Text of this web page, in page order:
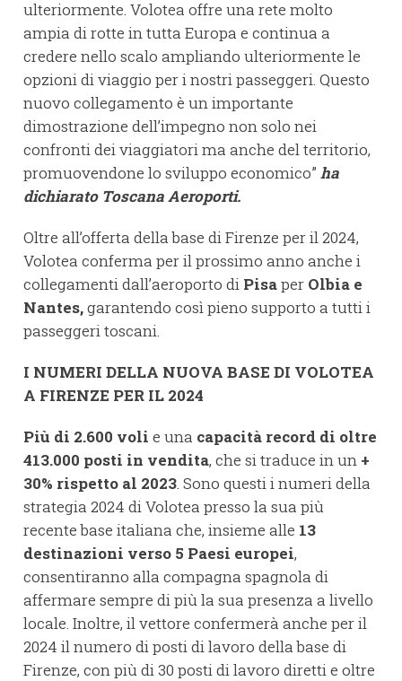
ulteriormente. Volotea offre una rete molto
ampia di rotte in tutta Europa e continua a
credere nello scalo ampliando ulteriormente le
opzioni di viaggio per i nostri passeggeri. Questo
nuovo collegamento è un importante
dimostrazione dell’impegno non solo nei
confronti dei viaggiatori ma anche del territorio,
promuovendone lo sviluppo economico” ha
dichiarato Toscana Aeroporti.
Oltre all’offerta della base di Firenze per il 2024,
Volotea conferma per il prossimo anno anche i
collegamenti dall’aeroporto di Pisaper Olbia e
Nantes,garantendo così pieno supporto a tutti i
passeggeri toscani.
I NUMERI DELLA NUOVA BASE DI VOLOTEA
A FIRENZE PER IL 2024
Più di 2.600 voli e una capacità record di oltre
413.000 posti in vendita, che si traduce in un +
30% rispetto al 2023. Sono questi i numeri della
strategia 2024 di Volotea presso la sua più
recente base italiana che, insieme alle 13
destinazioni verso 5 Paesi europei,
consentiranno alla compagna spagnola di
affermare sempre di più la sua presenza a livello
locale. Inoltre, il vettore confermerà anche per il
2024 il numero di posti di lavoro della base di
Firenze, con più di 30 posti di lavoro diretti e oltre